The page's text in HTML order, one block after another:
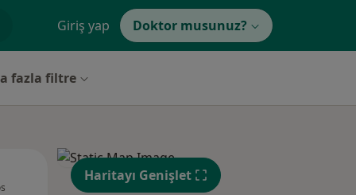
Giriş yap Doktor musunuz?
fazla filtre
12 Ağustos
Per,
13 Ağustos
Cum,
14 Ağustos
Haritayı Genişlet